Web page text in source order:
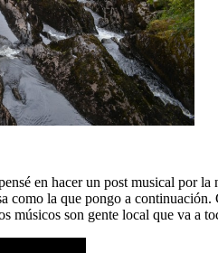
en hacer un post musical por
la que pongo a
músicos son gente local que va a